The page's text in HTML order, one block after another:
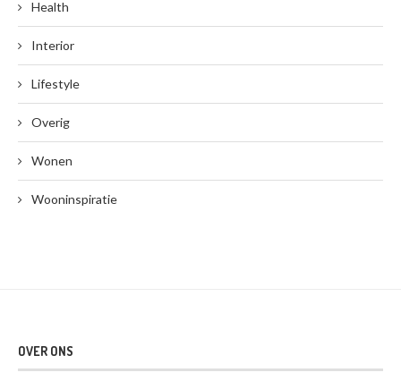
Health
Interior
Lifestyle
Overig
Wonen
Wooninspiratie
OVER ONS